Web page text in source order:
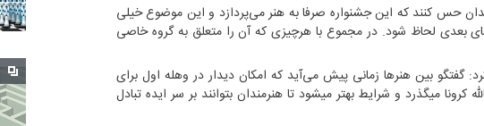
حس کنند که این جشنواره صرفا به هنر می‌پردازد و این موضوع خیلی
بعدی لحاظ شود. در مجموع با هرچیزی که آن را متعلق به گروه خاصی
گفتگو بین هنرها زمانی پیش می‌آید که امکان دیدار در وهله اول برای
کرونا میگذرد و شرایط بهتر میشود تا هنرمندان بتوانند بر سر ایده تبادل